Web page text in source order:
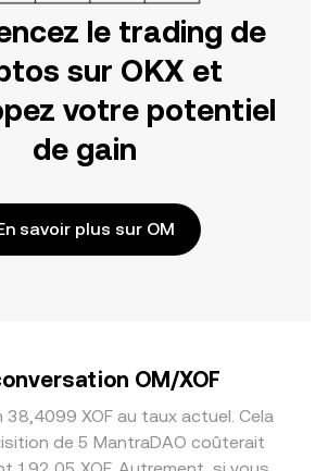
le trading de
sur OKX et
votre potentiel
de gain
savoir plus sur OM
OM/XOF
38,4099 XOF au taux actuel. Cela
de 5 MantraDAO coûterait